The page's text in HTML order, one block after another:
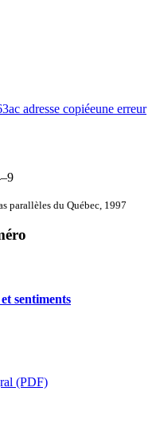
adresse copiéeune erreur
parallèles du Québec, 1997
sentiments
(PDF)